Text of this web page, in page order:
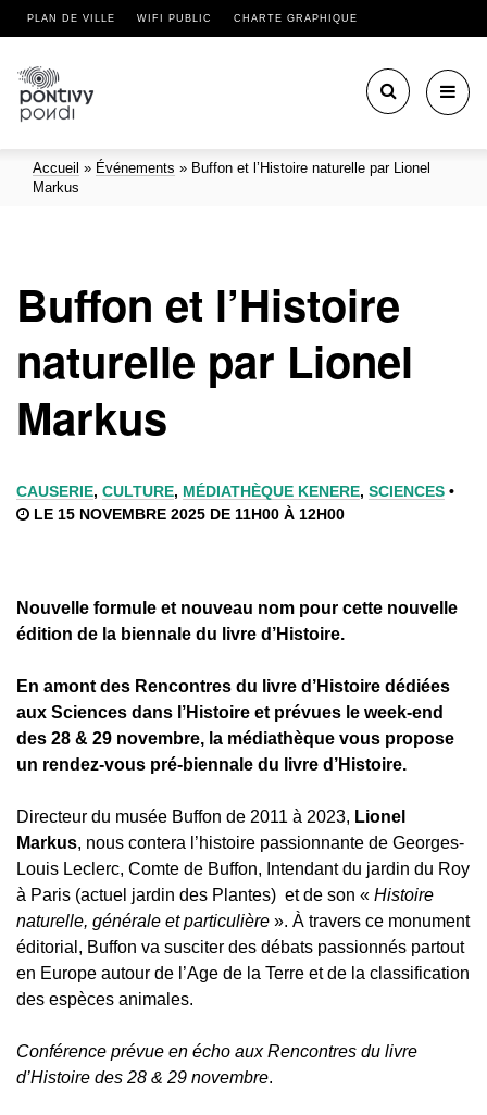
PLAN DE VILLE WIFI PUBLIC CHARTE GRAPHIQUE
Accueil » Événements » Buffon et l’Histoire naturelle par Lionel
Markus
Buffon et l’Histoire
naturelle par Lionel
Markus
CAUSERIE, CULTURE, MÉDIATHÈQUE KENERE, SCIENCES •
LE 15 NOVEMBRE 2025 DE 11H00 À 12H00
Nouvelle formule et nouveau nom pour cette nouvelle
édition de la biennale du livre d’Histoire.
En amont des Rencontres du livre d’Histoire dédiées
aux Sciences dans l’Histoire et prévues le week-end
des 28 & 29 novembre, la médiathèque vous propose
un rendez-vous pré-biennale du livre d’Histoire.
Directeur du musée Buffon de 2011 à 2023, Lionel
Markus, nous contera l’histoire passionnante de Georges-
Louis Leclerc, Comte de Buffon, Intendant du jardin du Roy
à Paris (actuel jardin des Plantes) et de son « Histoire
naturelle, générale et particulière ». À travers ce monument
éditorial, Buffon va susciter des débats passionnés partout
en Europe autour de l’Age de la Terre et de la classification
des espèces animales.
Conférence prévue en écho aux Rencontres du livre
d’Histoire des 28 & 29 novembre.